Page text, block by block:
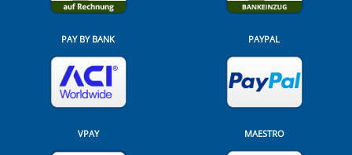
PAY BY BANK PAYPAL
VPAY MAESTRO